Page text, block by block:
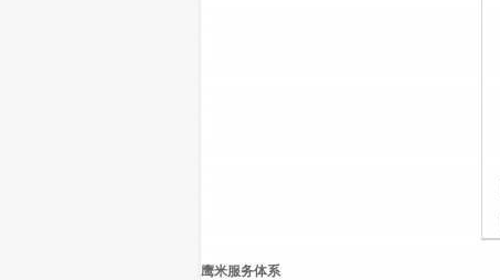
鹰米服务体系